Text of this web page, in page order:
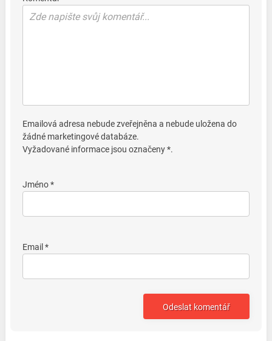
Emailová adresa nebude zveřejněna a nebude uložena do
žádné marketingové databáze.
Vyžadované informace jsou označeny *.
Jméno *
Email *